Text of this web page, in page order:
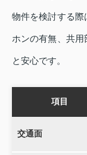
物件を検討する
ホンの有無、共
と安心です。
項目
交通面